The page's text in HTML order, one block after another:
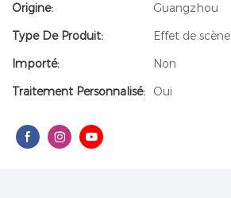
Origine:
Guangzhou
Type De Produit:
Effet de scène
Importé:
Non
Traitement Personnalisé:
Oui